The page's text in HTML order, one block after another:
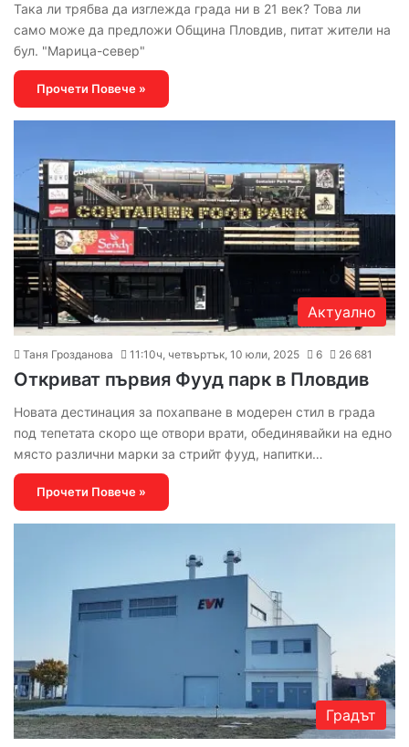
Така ли трябва да изглежда града ни в 21 век? Това ли
само може да предложи Община Пловдив, питат жители на
бул. "Марица-север"
Прочети Повече »
Актуално
Таня Грозданова 11:10ч, четвъртък, 10 юли, 2025 6 26 681
Откриват първия Фууд парк в Пловдив
Новата дестинация за похапване в модерен стил в града
под тепетата скоро ще отвори врати, обединявайки на едно
място различни марки за стрийт фууд, напитки…
Прочети Повече »
Градът